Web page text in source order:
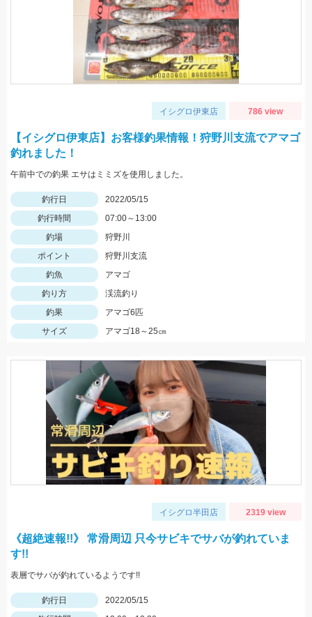
イシグロ伊東店 786 view
【イシグロ伊東店】お客様釣果情報！狩野川支流でアマゴ
釣れました！
午前中での釣果 エサはミミズを使用しました。
釣行日
2022/05/15
釣行時間
07:00～13:00
釣場
狩野川
ポイント
狩野川支流
釣魚
アマゴ
釣り方
渓流釣り
釣果
アマゴ6匹
サイズ
アマゴ18～25㎝
イシグロ半田店 2319 view
《超絶速報!!》 常滑周辺 只今サビキでサバが釣れていま
す!!
表層でサバが釣れているようです!!
釣行日
2022/05/15